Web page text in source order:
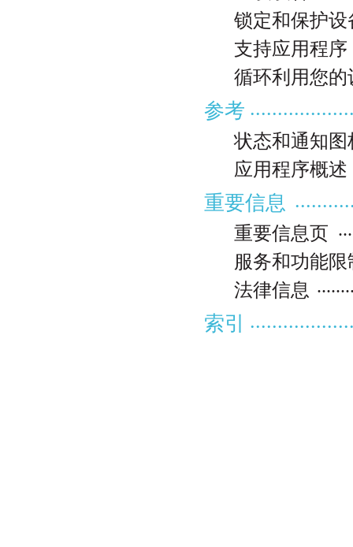
锁定和保护设
支持应用程序
循环利用您的
参考
状态和通知图
应用程序概述
重要信息
重要信息页
服务和功能限
法律信息
索引